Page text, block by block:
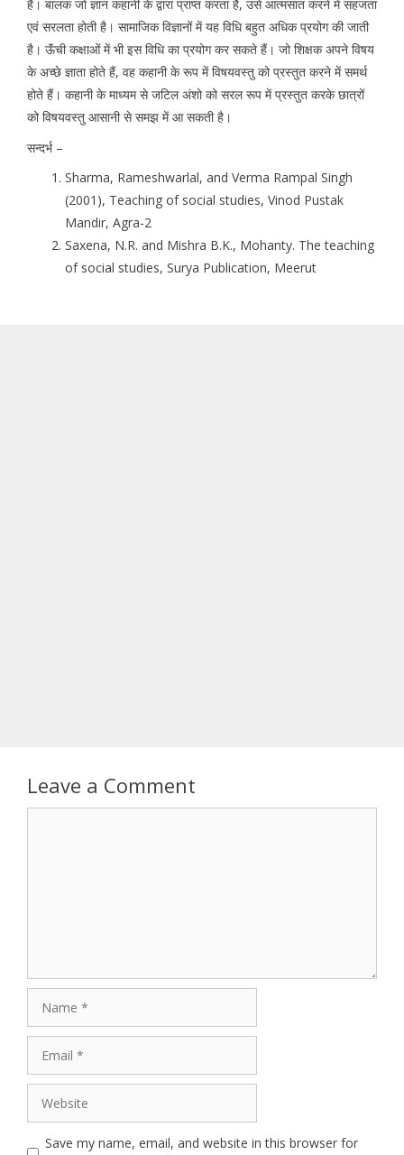
है। बालक जो ज्ञान कहानी के द्वारा प्राप्त करता है, उसे आत्मसात करने में सहजता
एवं सरलता होती है। सामाजिक विज्ञानों में यह विधि बहुत अधिक प्रयोग की जाती
है। ऊॅंची कक्षाओं में भी इस विधि का प्रयोग कर सकते हैं। जो शिक्षक अपने विषय
के अच्छे ज्ञाता होते हैं, वह कहानी के रूप में विषयवस्तु को प्रस्तुत करने में समर्थ
होते हैं। कहानी के माध्यम से जटिल अंशो को सरल रूप में प्रस्तुत करके छात्रों
को विषयवस्तु आसानी से समझ में आ सकती है।
सन्दर्भ –
Sharma, Rameshwarlal, and Verma Rampal Singh
(2001), Teaching of social studies, Vinod Pustak
Mandir, Agra-2
Saxena, N.R. and Mishra B.K., Mohanty. The teaching
of social studies, Surya Publication, Meerut
Leave a Comment
Website
Save my name, email, and website in this browser for